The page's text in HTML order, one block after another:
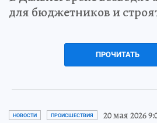
для бюджетников и
ПРОЧИТАТЬ
НОВОСТИ ПРОИСШЕСТВИЯ 20 мая 2026